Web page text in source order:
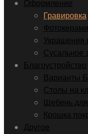
Оформление
Гравировка
Украшения
Сусальное
Благоустройство
Варианты
Столы на
Щебень
Крошка
Другое